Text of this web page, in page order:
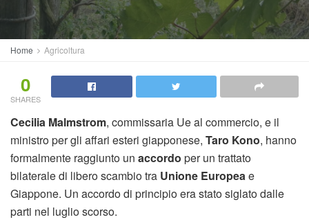
Home Agricoltura
0
SHARES
Cecilia Malmstrom, commissaria Ue al commercio, e il
ministro per gli affari esteri giapponese, Taro Kono, hanno
formalmente raggiunto un accordo per un trattato
bilaterale di libero scambio tra Unione Europeae
Giappone. Un accordo di principio era stato siglato dalle
parti nel luglio scorso.